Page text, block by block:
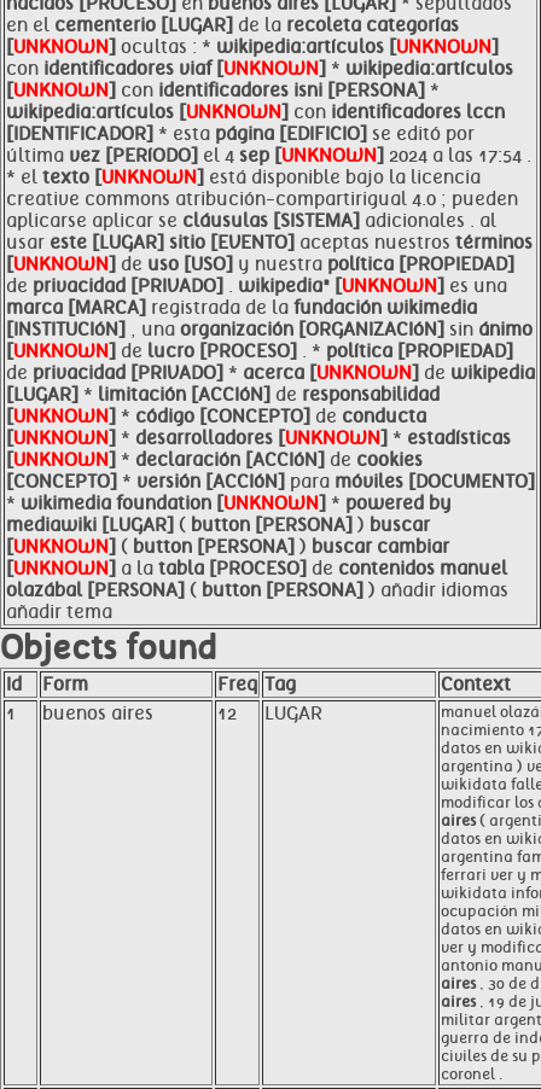
en el cementerio [LUGAR] de la recoleta categorías
[UNKNOWN] ocultas : * wikipedia:artículos [UNKNOWN]
con identificadores viaf [UNKNOWN] * wikipedia:artículos
[UNKNOWN] con identificadores isni [PERSONA] *
wikipedia:artículos [UNKNOWN] con identificadores lccn
[IDENTIFICADOR] * esta página [EDIFICIO] se editó por
última vez [PERíODO] el 4 sep [UNKNOWN] 2024 a las 17:54 .
* el texto [UNKNOWN] está disponible bajo la licencia
creative commons atribución-compartirigual 4.0 ; pueden
aplicarse aplicar se cláusulas [SISTEMA] adicionales . al
usar este [LUGAR] sitio [EVENTO] aceptas nuestros términos
[UNKNOWN] de uso [USO] y nuestra política [PROPIEDAD]
de privacidad [PRIVADO] . wikipedia® [UNKNOWN] es una
marca [MARCA] registrada de la fundación wikimedia
[INSTITUCIóN] , una organización [ORGANIZACIóN] sin ánimo
[UNKNOWN] de lucro [PROCESO] . * política [PROPIEDAD]
de privacidad [PRIVADO] * acerca [UNKNOWN] de wikipedia
[LUGAR] * limitación [ACCIóN] de responsabilidad
[UNKNOWN] * código [CONCEPTO] de conducta
[UNKNOWN] * desarrolladores [UNKNOWN] * estadísticas
[UNKNOWN] * declaración [ACCIóN] de cookies
[CONCEPTO] * versión [ACCIóN] para móviles [DOCUMENTO]
* wikimedia foundation [UNKNOWN] * powered by
mediawiki [LUGAR] ( button [PERSONA] ) buscar
[UNKNOWN] ( button [PERSONA] ) buscar cambiar
[UNKNOWN] a la tabla [PROCESO] de contenidos manuel
olazábal [PERSONA] ( button [PERSONA] ) añadir idiomas
añadir tema
Objects found
Id Form Freq Tag
Context
1
buenos aires 12 LUGAR
manuel
nacimiento
datos en
argentina )
wikidata
modificar
aires(
datos en
argentina
ferrari ver y
wikidata
ocupación
datos en
ver y
antonio
aires, 30 de
aires, 19 de
militar
guerra de
civiles de su
coronel .